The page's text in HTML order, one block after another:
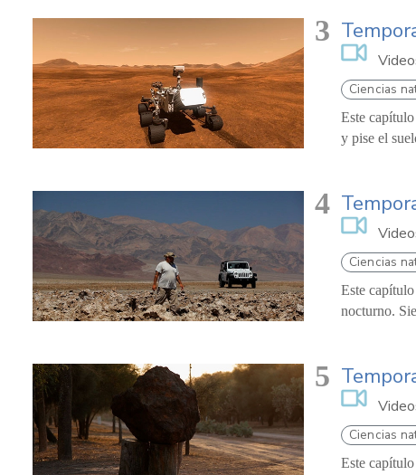
3
Ciencias
Este
y pise el
4
Ciencias
Este
nocturno.
5
Ciencias
Este